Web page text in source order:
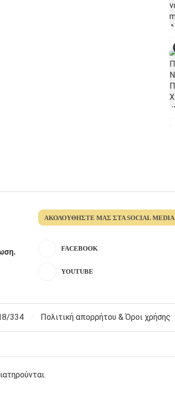
ΑΚΟΛΟΥΘΉΣΤΕ ΜΑΣ ΣΤΑ SOCIAL MEDIA
FACEBOOK
YOUTUBE
334 Πολιτική απορρήτου & Όροι χρήσης